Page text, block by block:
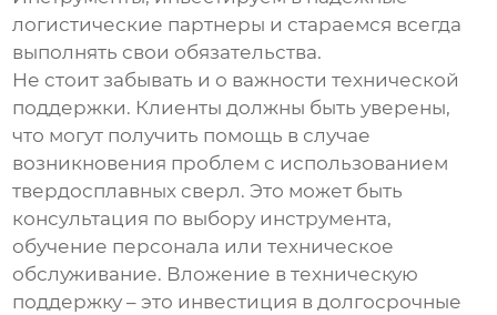
логистические партнеры и стараемся всегда
выполнять свои обязательства.
Не стоит забывать и о важности технической
поддержки. Клиенты должны быть уверены,
что могут получить помощь в случае
возникновения проблем с использованием
твердосплавных сверл. Это может быть
консультация по выбору инструмента,
обучение персонала или техническое
обслуживание. Вложение в техническую
поддержку – это инвестиция в долгосрочные